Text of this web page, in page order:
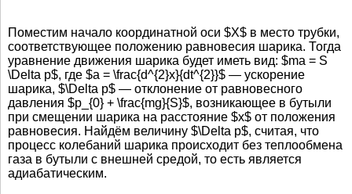
Поместим начало координатной оси $X$ в место трубки,
соответствующее положению равновесия шарика. Тогда
уравнение движения шарика будет иметь вид: $ma = S
\Delta p$, где $a = \frac{d^{2}x}{dt^{2}}$ — ускорение
шарика, $\Delta p$ — отклонение от равновесного
давления $p_{0} + \frac{mg}{S}$, возникающее в бутыли
при смещении шарика на расстояние $x$ от положения
равновесия. Найдём величину $\Delta p$, считая, что
процесс колебаний шарика происходит без теплообмена
газа в бутыли с внешней средой, то есть является
адиабатическим.